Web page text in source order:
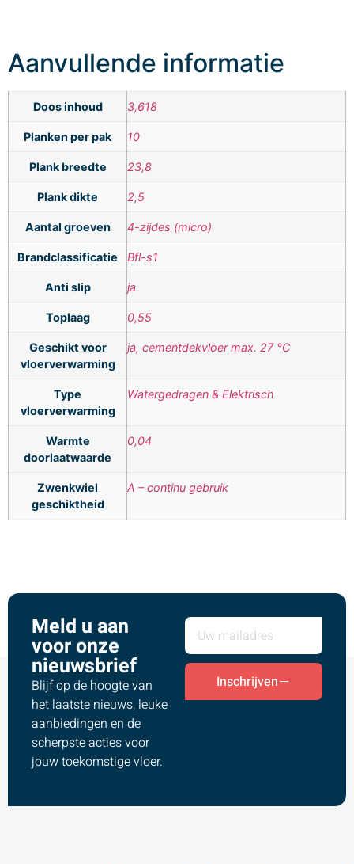
Aanvullende informatie
Doos inhoud 3,618
Planken per pak 10
Plank breedte 23,8
Plank dikte 2,5
Aantal groeven 4-zijdes (micro)
Brandclassificatie Bfl-s1
Anti slip ja
Toplaag 0,55
Geschikt voor
vloerverwarming
ja, cementdekvloer max. 27 °C
Type
vloerverwarming
Watergedragen & Elektrisch
Warmte
doorlaatwaarde
0,04
Zwenkwiel
geschiktheid
A – continu gebruik
Meld u aan
voor onze
nieuwsbrief
Blijf op de hoogte van
het laatste nieuws, leuke
aanbiedingen en de
scherpste acties voor
jouw toekomstige vloer.
Inschrijven